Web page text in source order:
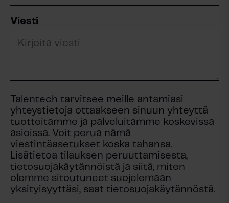
Viesti
Talentech tarvitsee meille antamiasi
yhteystietoja ottaakseen sinuun yhteyttä
tuotteitamme ja palveluitamme koskevissa
asioissa. Voit perua nämä
viestintäasetukset koska tahansa.
Lisätietoa tilauksen peruuttamisesta,
tietosuojakäytännöistä ja siitä, miten
olemme sitoutuneet suojelemaan
yksityisyyttäsi, saat tietosuojakäytännöstä.